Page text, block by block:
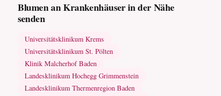
Blumen an Krankenhäuser in der Nähe
senden
Universitätsklinikum Krems
Universitätsklinikum St. Pölten
Klinik Malcherhof Baden
Landesklinikum Hochegg Grimmenstein
Landesklinikum Thermenregion Baden